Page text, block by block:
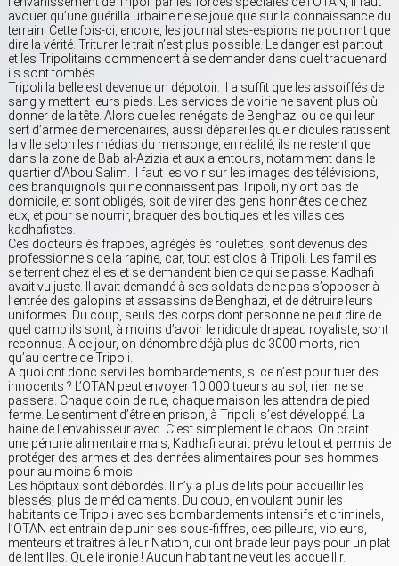
avouer qu’une guérilla urbaine ne se joue que sur la connaissance du
terrain. Cette fois-ci, encore, les journalistes-espions ne pourront que
dire la vérité. Triturer le trait n’est plus possible. Le danger est partout
et les Tripolitains commencent à se demander dans quel traquenard
ils sont tombés.
Tripoli la belle est devenue un dépotoir. Il a suffit que les assoiffés de
sang y mettent leurs pieds. Les services de voirie ne savent plus où
donner de la tête. Alors que les renégats de Benghazi ou ce qui leur
sert d’armée de mercenaires, aussi dépareillés que ridicules ratissent
la ville selon les médias du mensonge, en réalité, ils ne restent que
dans la zone de Bab al-Azizia et aux alentours, notamment dans le
quartier d’Abou Salim. Il faut les voir sur les images des télévisions,
ces branquignols qui ne connaissent pas Tripoli, n’y ont pas de
domicile, et sont obligés, soit de virer des gens honnêtes de chez
eux, et pour se nourrir, braquer des boutiques et les villas des
kadhafistes.
Ces docteurs ès frappes, agrégés ès roulettes, sont devenus des
professionnels de la rapine, car, tout est clos à Tripoli. Les familles
se terrent chez elles et se demandent bien ce qui se passe. Kadhafi
avait vu juste. Il avait demandé à ses soldats de ne pas s’opposer à
l’entrée des galopins et assassins de Benghazi, et de détruire leurs
uniformes. Du coup, seuls des corps dont personne ne peut dire de
quel camp ils sont, à moins d’avoir le ridicule drapeau royaliste, sont
reconnus. A ce jour, on dénombre déjà plus de 3000 morts, rien
qu’au centre de Tripoli.
A quoi ont donc servi les bombardements, si ce n’est pour tuer des
innocents ? L’OTAN peut envoyer 10 000 tueurs au sol, rien ne se
passera. Chaque coin de rue, chaque maison les attendra de pied
ferme. Le sentiment d’être en prison, à Tripoli, s’est développé. La
haine de l’envahisseur avec. C’est simplement le chaos. On craint
une pénurie alimentaire mais, Kadhafi aurait prévu le tout et permis de
protéger des armes et des denrées alimentaires pour ses hommes
pour au moins 6 mois.
Les hôpitaux sont débordés. Il n’y a plus de lits pour accueillir les
blessés, plus de médicaments. Du coup, en voulant punir les
habitants de Tripoli avec ses bombardements intensifs et criminels,
l’OTAN est entrain de punir ses sous-fiffres, ces pilleurs, violeurs,
menteurs et traîtres à leur Nation, qui ont bradé leur pays pour un plat
de lentilles. Quelle ironie ! Aucun habitant ne veut les accueillir.